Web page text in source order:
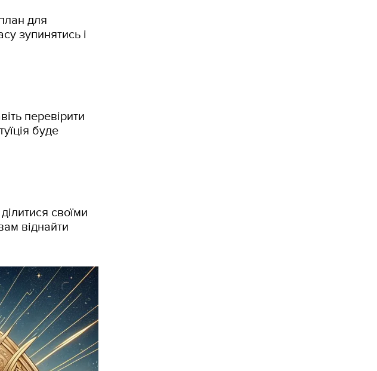
для
зупинятись і
перевірити
буде
своїми
віднайти